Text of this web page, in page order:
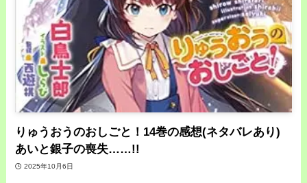
りゅうおうのおしごと！14巻の感想(ネタバレあり)
あいと銀子の喪失……!!
2025年10月6日